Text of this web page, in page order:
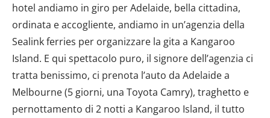
hotel andiamo in giro per Adelaide, bella cittadina,
ordinata e accogliente, andiamo in un’agenzia della
Sealink ferries per organizzare la gita a Kangaroo
Island. E qui spettacolo puro, il signore dell’agenzia ci
tratta benissimo, ci prenota l’auto da Adelaide a
Melbourne (5 giorni, una Toyota Camry), traghetto e
pernottamento di 2 notti a Kangaroo Island, il tutto